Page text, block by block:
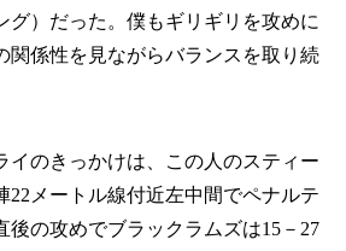
グ）だった。僕もギリギリを攻めに
関係性を見ながらバランスを取り続
のきっかけは、この人のスティー
22メートル線付近左中間でペナルテ
後の攻めでブラックラムズは15－27